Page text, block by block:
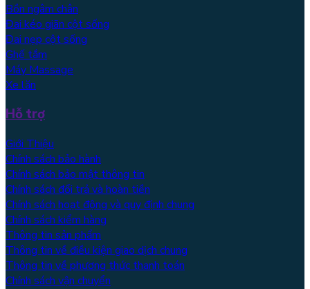
Bồn ngâm chân
Đai kéo giãn cột sống
Đai nẹp cột sống
Ghế tắm
Máy Massage
Xe lăn
Hỗ trợ
Giới Thiệu
Chính sách bảo hành
Chính sách bảo mật thông tin
Chính sách đổi trả và hoàn tiền
Chính sách hoạt động và quy định chung
Chính sách kiểm hàng
Thông tin sản phẩm
Thông tin về điều kiện giao dịch chung
Thông tin về phương thức thanh toán
Chính sách vận chuyển